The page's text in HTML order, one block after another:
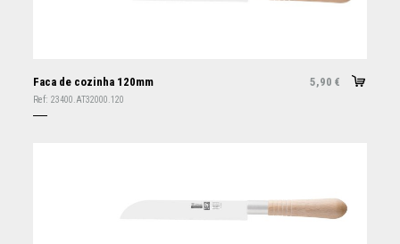
Faca de cozinha 120mm 5,90 €
Ref: 23400.AT32000.120